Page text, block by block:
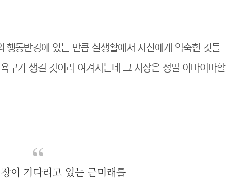
행동반경에 있는 만큼 실생활에서 자신에게 익숙한 것들
구가 생길 것이라 여겨지는데 그 시장은 정말 어마어마할
이 기다리고 있는 근미래를